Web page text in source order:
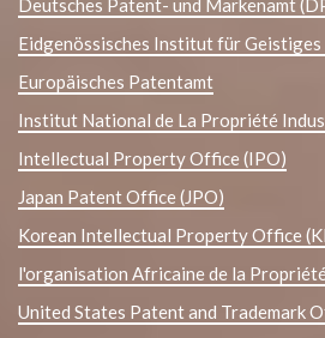
Deutsches Patent- und Markenamt
Eidgenössisches Institut für Geistiges
Europäisches Patentamt
Institut National de La Propriété
Intellectual Property Office (IPO)
Japan Patent Office (JPO)
Korean Intellectual Property Office
l'organisation Africaine de la
United States Patent and Trademark